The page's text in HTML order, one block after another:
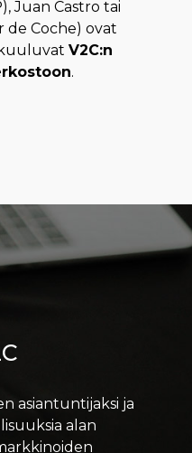
Juan Castro tai
de Coche) ovat
V2C:n
.
asiantuntijaksi ja
alan